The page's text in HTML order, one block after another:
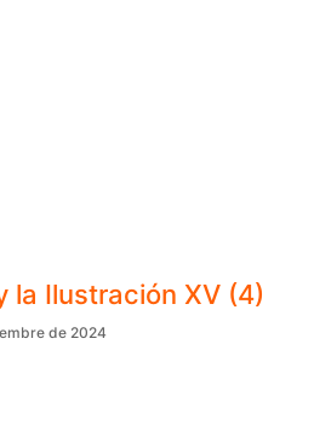
la Ilustración XV (4)
de 2024